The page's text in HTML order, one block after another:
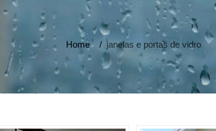
Home janelas e portas de vidro